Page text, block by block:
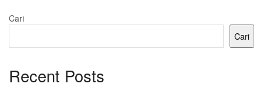
Cari
Cari
Recent Posts